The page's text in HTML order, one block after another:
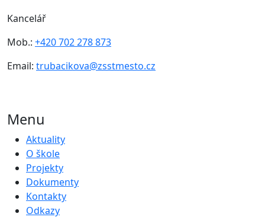
Kancelář
Mob.: +420 702 278 873
Email: trubacikova@zsstmesto.cz
Menu
Aktuality
O škole
Projekty
Dokumenty
Kontakty
Odkazy